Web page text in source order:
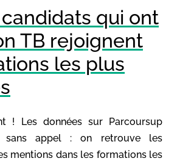
qui ont
TB rejoignent
les plus
! Les données sur Parcoursup
sans appel : on retrouve les
mentions dans les formations les